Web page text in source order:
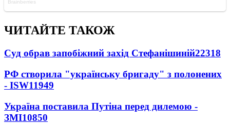
ЧИТАЙТЕ ТАКОЖ
Суд обрав запобіжний захід Стефанішиній22318
РФ створила "українську бригаду" з полонених
- ISW11949
Україна поставила Путіна перед дилемою -
ЗМІ10850